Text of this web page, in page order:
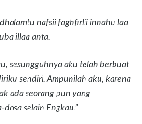
nafsii faghfirlii innahu laa
illaa anta.
sesungguhnya aku telah berbuat
sendiri. Ampunilah aku, karena
ada seorang pun yang
selain Engkau.”